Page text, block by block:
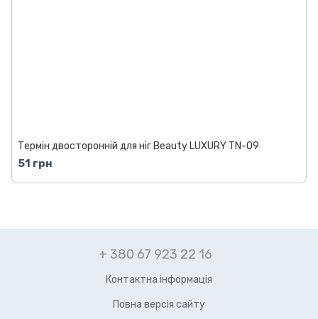
Термін двосторонній для ніг Beauty LUXURY TN-09
51 грн
+ 380 67 923 22 16
Контактна інформація
Повна версія сайту